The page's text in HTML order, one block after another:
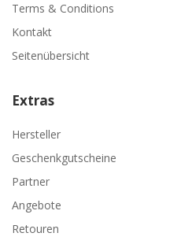
Terms & Conditions
Kontakt
Seitenübersicht
Extras
Hersteller
Geschenkgutscheine
Partner
Angebote
Retouren